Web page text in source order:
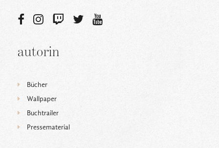
autorin
Bücher
Wallpaper
Buchtrailer
Pressematerial